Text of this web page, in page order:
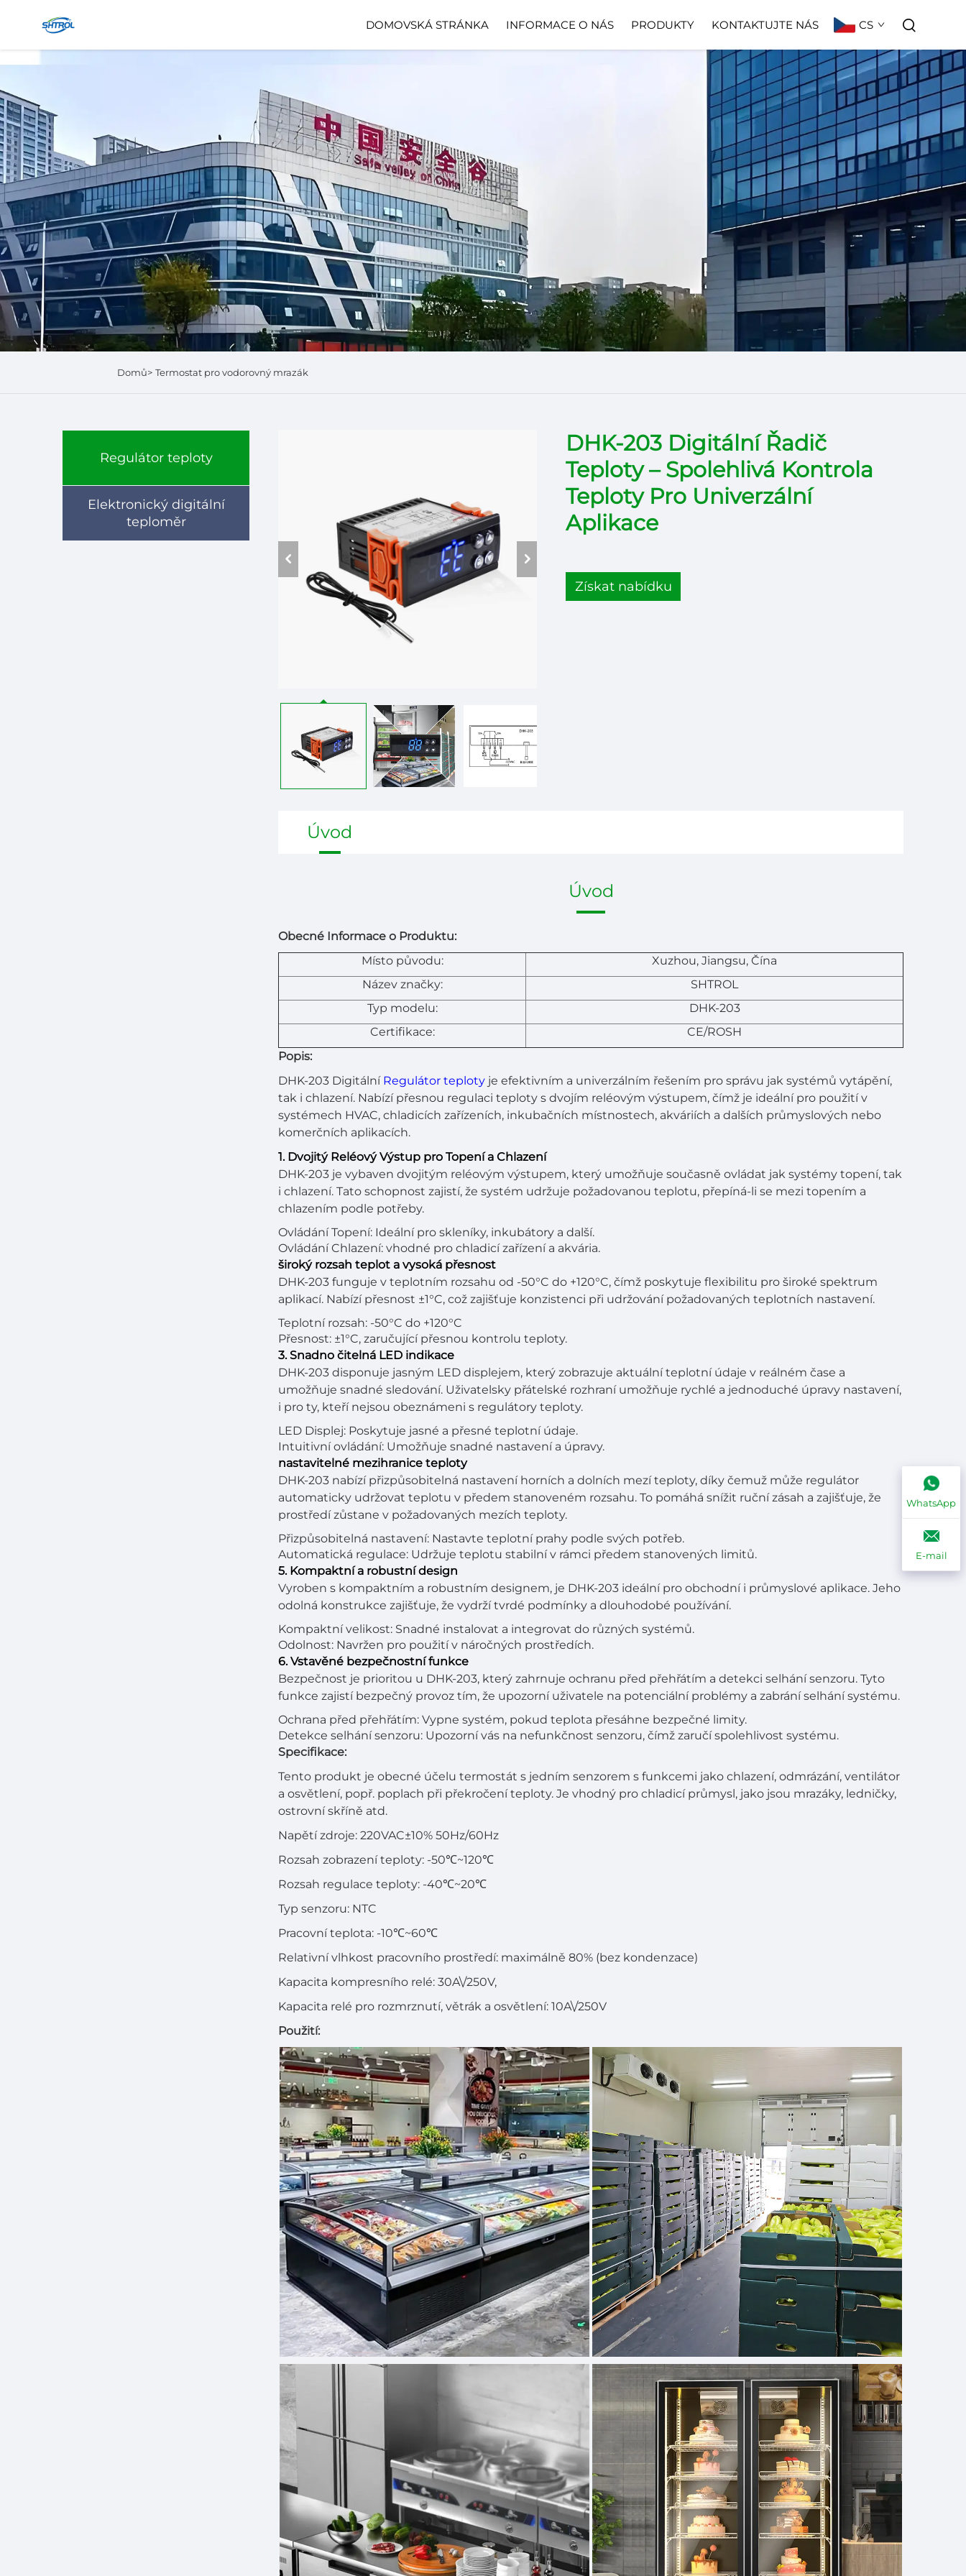
DOMOVSKÁ STRÁNKA INFORMACE O NÁS PRODUKTY KONTAKTUJTE NÁS CS
Domů> Termostat pro vodorovný mrazák
Regulátor teploty
Elektronický digitální
teploměr
DHK-203 Digitální Řadič
Teploty – Spolehlivá Kontrola
Teploty Pro Univerzální
Aplikace
Získat nabídku
Úvod
Úvod
Obecné Informace o Produktu:
Místo původu:
Xuzhou, Jiangsu, Čína
Název značky:
SHTROL
Typ modelu:
DHK-203
Certifikace:
CE/ROSH
Popis:
DHK-203 Digitální Regulátor teploty je efektivním a univerzálním řešením pro správu jak systémů vytápění,
tak i chlazení. Nabízí přesnou regulaci teploty s dvojím reléovým výstupem, čímž je ideální pro použití v
systémech HVAC, chladicích zařízeních, inkubačních místnostech, akváriích a dalších průmyslových nebo
komerčních aplikacích.
1. Dvojitý Reléový Výstup pro Topení a Chlazení
DHK-203 je vybaven dvojitým reléovým výstupem, který umožňuje současně ovládat jak systémy topení, tak
i chlazení. Tato schopnost zajistí, že systém udržuje požadovanou teplotu, přepíná-li se mezi topením a
chlazením podle potřeby.
Ovládání Topení: Ideální pro skleníky, inkubátory a další.
Ovládání Chlazení: vhodné pro chladicí zařízení a akvária.
široký rozsah teplot a vysoká přesnost
DHK-203 funguje v teplotním rozsahu od -50°C do +120°C, čímž poskytuje flexibilitu pro široké spektrum
aplikací. Nabízí přesnost ±1°C, což zajišťuje konzistenci při udržování požadovaných teplotních nastavení.
Teplotní rozsah: -50°C do +120°C
Přesnost: ±1°C, zaručující přesnou kontrolu teploty.
3. Snadno čitelná LED indikace
DHK-203 disponuje jasným LED displejem, který zobrazuje aktuální teplotní údaje v reálném čase a
umožňuje snadné sledování. Uživatelsky přátelské rozhraní umožňuje rychlé a jednoduché úpravy nastavení,
i pro ty, kteří nejsou obeznámeni s regulátory teploty.
LED Displej: Poskytuje jasné a přesné teplotní údaje.
Intuitivní ovládání: Umožňuje snadné nastavení a úpravy.
nastavitelné mezihranice teploty
DHK-203 nabízí přizpůsobitelná nastavení horních a dolních mezí teploty, díky čemuž může regulátor
automaticky udržovat teplotu v předem stanoveném rozsahu. To pomáhá snížit ruční zásah a zajišťuje, že
prostředí zůstane v požadovaných mezích teploty.
Přizpůsobitelná nastavení: Nastavte teplotní prahy podle svých potřeb.
Automatická regulace: Udržuje teplotu stabilní v rámci předem stanovených limitů.
5. Kompaktní a robustní design
Vyroben s kompaktním a robustním designem, je DHK-203 ideální pro obchodní i průmyslové aplikace. Jeho
odolná konstrukce zajišťuje, že vydrží tvrdé podmínky a dlouhodobé používání.
Kompaktní velikost: Snadné instalovat a integrovat do různých systémů.
Odolnost: Navržen pro použití v náročných prostředích.
6. Vstavěné bezpečnostní funkce
Bezpečnost je prioritou u DHK-203, který zahrnuje ochranu před přehřátím a detekci selhání senzoru. Tyto
funkce zajistí bezpečný provoz tím, že upozorní uživatele na potenciální problémy a zabrání selhání systému.
Ochrana před přehřátím: Vypne systém, pokud teplota přesáhne bezpečné limity.
Detekce selhání senzoru: Upozorní vás na nefunkčnost senzoru, čímž zaručí spolehlivost systému.
Specifikace:
Tento produkt je obecné účelu termostát s jedním senzorem s funkcemi jako chlazení, odmrázání, ventilátor
a osvětlení, popř. poplach při překročení teploty. Je vhodný pro chladicí průmysl, jako jsou mrazáky, ledničky,
ostrovní skříně atd.
Napětí zdroje: 220VAC±10% 50Hz/60Hz
Rozsah zobrazení teploty: -50℃~120℃
Rozsah regulace teploty: -40℃~20℃
Typ senzoru: NTC
Pracovní teplota: -10℃~60℃
Relativní vlhkost pracovního prostředí: maximálně 80% (bez kondenzace)
Kapacita kompresního relé: 30A\/250V,
Kapacita relé pro rozmrznutí, větrák a osvětlení: 10A\/250V
Použití:
WhatsApp
E-mail